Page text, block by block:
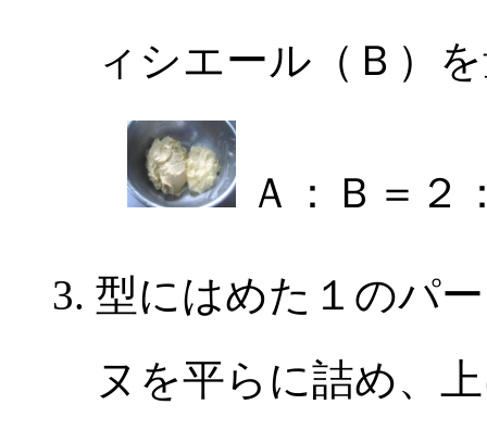
ィシエール（Ｂ）
Ａ：Ｂ＝２
型にはめた１のパ
ヌを平らに詰め、